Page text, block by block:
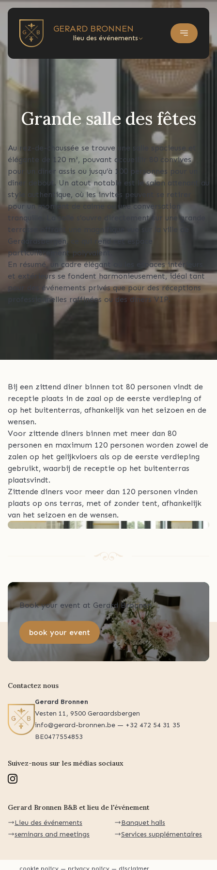
GERARD BRONNEN
lieu des événements
Grande salle des fêtes
Au rez-de-chaussée se trouve une salle spacieuse et
élégante de 120 m², pouvant accueillir 80 convives
pour un dîner assis ou jusqu’à 100 personnes pour un
dîner debout. Un atout notable est le salon attenant au
style authentique, où les invités peuvent se retirer
pour un moment de calme ou une conversation
tranquille. La salle s’ouvre directement sur une grande
terrasse offrant une magnifique vue sur la ville de
Geraardsbergen, ce qui rend cet espace
particulièrement polyvalent.
En résumé, un cadre élégant où les espaces intérieurs
et extérieurs se fondent harmonieusement, idéal tant
pour des événements privés que pour des réceptions
professionnelles raffinées ou des dîners VIP.
Bij een zittend diner binnen tot 80 personen vindt de
receptie plaats in de zaal op de eerste verdieping of
op het buitenterras, afhankelijk van het seizoen en de
wensen.
Voor zittende diners binnen met meer dan 80
personen en maximum 120 personen worden zowel de
zalen op het gelijkvloers als op de eerste verdieping
gebruikt, waarbij de receptie op het buitenterras
plaatsvindt.
Zittende diners voor meer dan 120 personen vinden
plaats op ons terras, met of zonder tent, afhankelijk
van het seizoen en de wensen.
Book your event at Gerard Bronnen
book your event
Contactez nous
Gerard Bronnen
Vesten 11, 9500 Geraardsbergen
info@gerard-bronnen.be — +32 472 54 31 35
BE0477554853
Suivez-nous sur les médias sociaux
Gerard Bronnen B&B et lieu de l'événement
Lieu des événements
seminars and meetings
Banquet halls
Services supplémentaires
cookie policy privacy policy disclaimer